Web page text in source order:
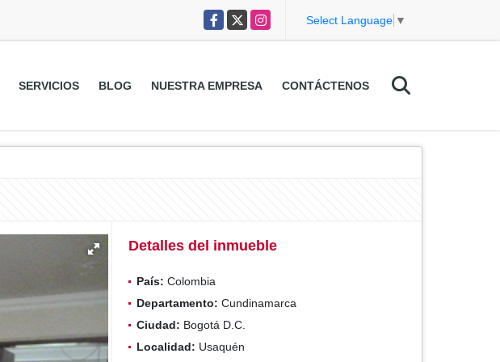
Facebook
X Instagram Select Language ▼
SERVICIOS BLOG NUESTRA EMPRESA CONTÁCTENOS
Detalles del inmueble
País: Colombia
Departamento: Cundinamarca
Ciudad: Bogotá D.C.
Localidad: Usaquén